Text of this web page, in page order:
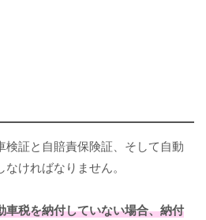
証と自賠責保険証、そして自動
ければなりません。
車税を納付していない場合、納付